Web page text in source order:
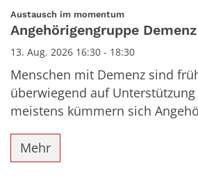
Datum: 13. August 2026
Austausch im momentum:
Angehörigengruppe Demenz
13. Aug. 2026 16:30 - 18:30
Menschen mit Demenz sind
überwiegend auf
meistens kümmern sich
Mehr